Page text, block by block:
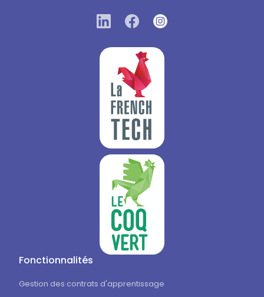
Fonctionnalités
Gestion des contrats d'apprentissage